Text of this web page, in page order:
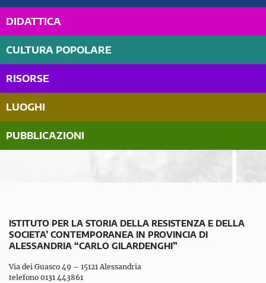
DIDATTICA
CULTURA POPOLARE
RISORSE
LUOGHI
PUBBLICAZIONI
ISTITUTO PER LA STORIA DELLA RESISTENZA E DELLA
SOCIETA’ CONTEMPORANEA IN PROVINCIA DI
ALESSANDRIA “CARLO GILARDENGHI”
Via dei Guasco 49 – 15121 Alessandria
telefono 0131 443861